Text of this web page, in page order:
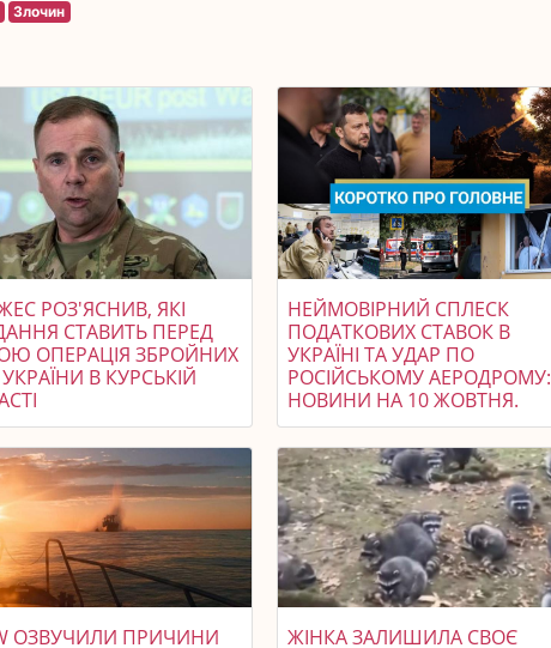
Злочин
РОЗ'ЯСНИВ, ЯКІ
СТАВИТЬ ПЕРЕД
ОПЕРАЦІЯ ЗБРОЙНИХ
В КУРСЬКІЙ
ОЗВУЧИЛИ ПРИЧИНИ
НЕЙМОВІРНИЙ СПЛЕСК
ПОДАТКОВИХ СТАВОК В
УКРАЇНІ ТА УДАР ПО
РОСІЙСЬКОМУ АЕРОДРОМУ:
НОВИНИ НА 10 ЖОВТНЯ.
ЖІНКА ЗАЛИШИЛА СВОЄ